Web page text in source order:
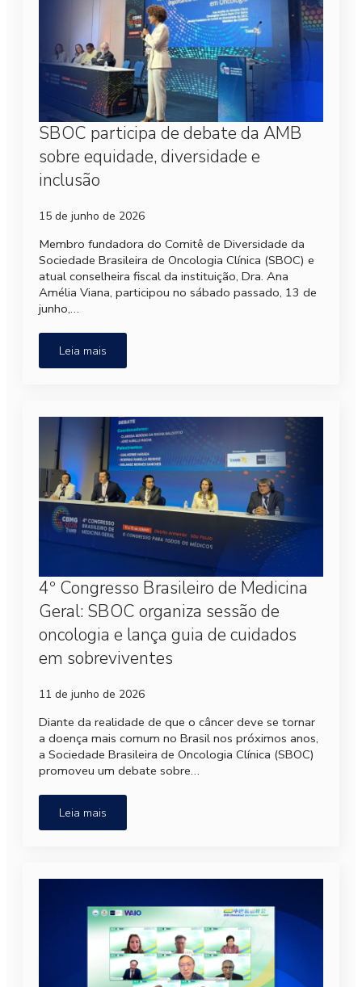
SBOC participa de debate da AMB
sobre equidade, diversidade e
inclusão
15 de junho de 2026
Membro fundadora do Comitê de Diversidade da
Sociedade Brasileira de Oncologia Clínica (SBOC) e
atual conselheira fiscal da instituição, Dra. Ana
Amélia Viana, participou no sábado passado, 13 de
junho,…
Leia mais
4º Congresso Brasileiro de Medicina
Geral: SBOC organiza sessão de
oncologia e lança guia de cuidados
em sobreviventes
11 de junho de 2026
Diante da realidade de que o câncer deve se tornar
a doença mais comum no Brasil nos próximos anos,
a Sociedade Brasileira de Oncologia Clínica (SBOC)
promoveu um debate sobre…
Leia mais